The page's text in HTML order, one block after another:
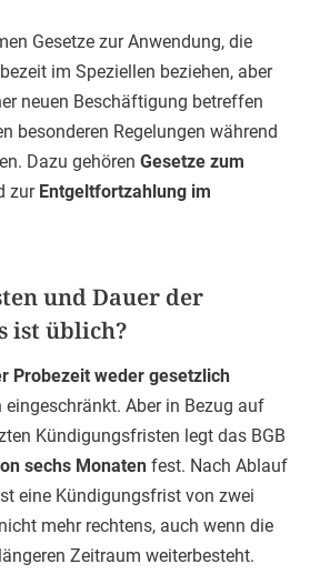
Gesetze zur Anwendung, die
im Speziellen beziehen, aber
neuen Beschäftigung betreffen
besonderen Regelungen während
Dazu gehören Gesetze zum
zur Entgeltfortzahlung im
und Dauer der
ist üblich?
Probezeit weder gesetzlich
eingeschränkt. Aber in Bezug auf
Kündigungsfristen legt das BGB
sechs Monaten fest. Nach Ablauf
eine Kündigungsfrist von zwei
mehr rechtens, auch wenn die
Zeitraum weiterbesteht.